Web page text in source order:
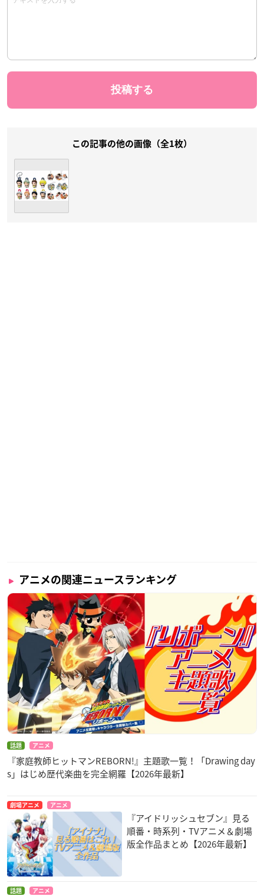
この記事の他の画像（全1枚）
アニメの関連ニュースランキング
話題 アニメ
『家庭教師ヒットマンREBORN!』主題歌一覧！「Drawing day
s」はじめ歴代楽曲を完全網羅【2026年最新】
劇場アニメ アニメ
『アイドリッシュセブン』見る
順番・時系列・TVアニメ＆劇場
版全作品まとめ【2026年最新】
話題 アニメ